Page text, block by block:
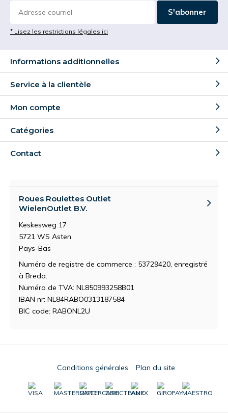
S'abonner
* Lisez les restrictions légales ici
Informations additionnelles
Service à la clientèle
Mon compte
Catégories
Contact
Roues Roulettes Outlet
WielenOutlet B.V.
Keskesweg 17
5721 WS Asten
Pays-Bas
Numéro de registre de commerce : 53729420, enregistré
à Breda.
Numéro de TVA: NL850993258B01
IBAN nr: NL84RABO0313187584
BIC code: RABONL2U
Conditions générales Plan du site